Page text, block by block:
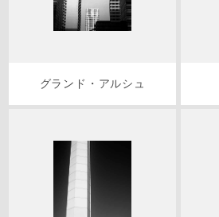
グランド・アルシュ